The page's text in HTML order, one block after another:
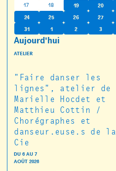
17
18 19 20
24
25 26 27
31
1 2 3
Aujourd'hui
ATELIER
"Faire danser les
lignes", atelier de
Marielle Hocdet et
Matthieu Cottin /
Chorégraphes et
danseur.euse.s de la
Cie
DU6 AU7
AOÛT 2026